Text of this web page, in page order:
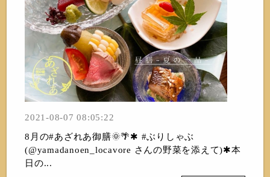
2021-08-07 08:05:22
8月の#あざれあ御膳🌞🌴✱ #ぶりしゃぶ
(@yamadanoen_locavore さんの野菜を添えて)✱本
日の...